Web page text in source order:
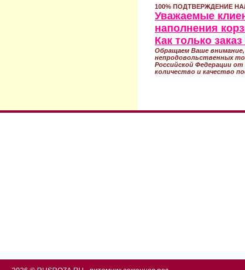
100% ПОДТВЕРЖДЕНИЕ
Уважаемые
наполнения
Как только
Обращаем Ваше внимание,
непродовольственных
Российской Федерации
количество и качество